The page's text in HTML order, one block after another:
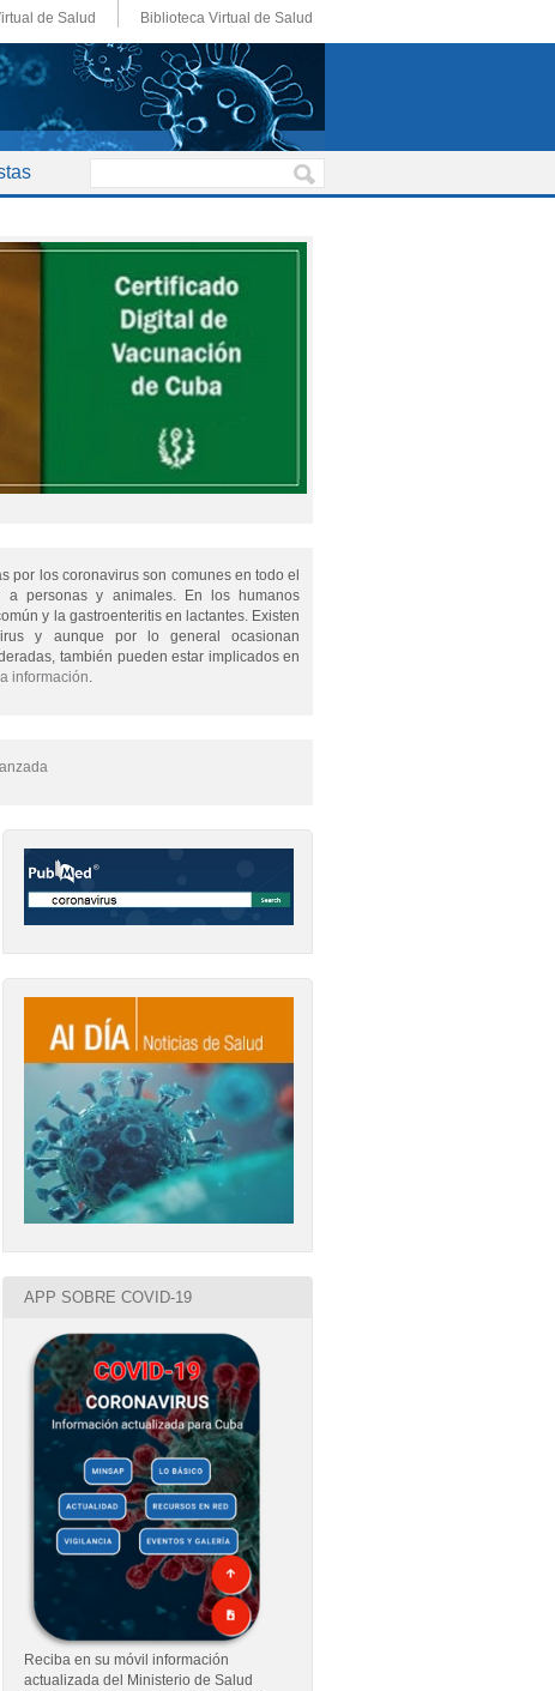
de Salud Biblioteca Virtual de Salud
por los coronavirus son comunes en todo el
a personas y animales. En los humanos
y la gastroenteritis en lactantes. Existen
y aunque por lo general ocasionan
también pueden estar implicados en
información.
APP SOBRE COVID-19
Reciba en su móvil información
actualizada del Ministerio de Salud